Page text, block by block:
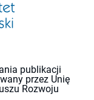
publikacji
przez Unię
Rozwoju